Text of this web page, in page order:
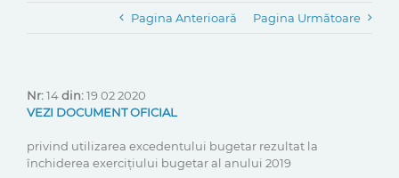
Pagina Anterioară Pagina Următoare
Nr:14din:19 02 2020
VEZI DOCUMENT OFICIAL
privind utilizarea excedentului bugetar rezultat la
închiderea exercițiului bugetar al anului 2019